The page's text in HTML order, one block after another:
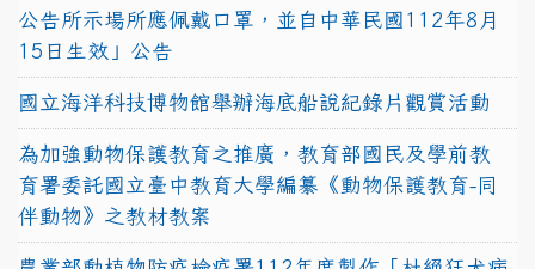
公告所示場所應佩戴口罩，並自中華民國112年8月
15日生效」公告
國立海洋科技博物館舉辦海底船說紀錄片觀賞活動
為加強動物保護教育之推廣，教育部國民及學前教
育署委託國立臺中教育大學編纂《動物保護教育-同
伴動物》之教材教案